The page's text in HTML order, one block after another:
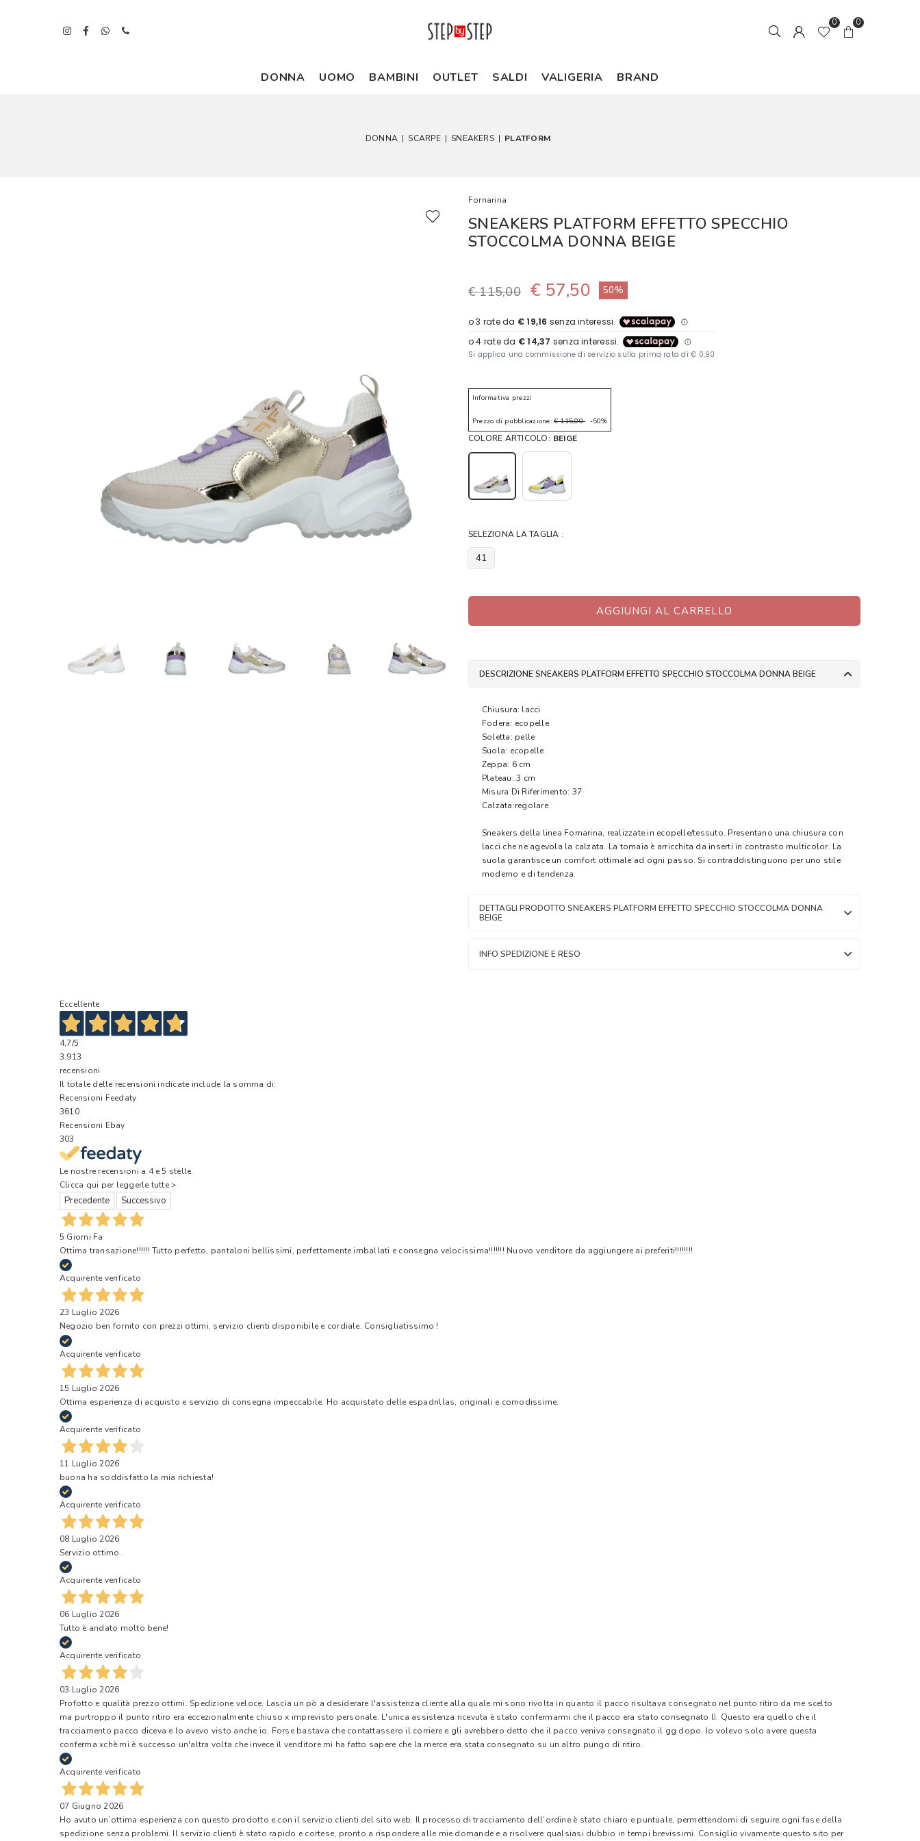
0 0
DONNA UOMO BAMBINI OUTLET SALDI VALIGERIA BRAND
DONNA | SCARPE | SNEAKERS | PLATFORM
Fornarina
SNEAKERS PLATFORM EFFETTO SPECCHIO
STOCCOLMA DONNA BEIGE
€ 115,00 € 57,50 50%
Informativa prezzi
Prezzo di pubblicazione: € 115,00-50%
COLORE ARTICOLO: BEIGE
SELEZIONA LA TAGLIA :
41
AGGIUNGI AL CARRELLO
DESCRIZIONE SNEAKERS PLATFORM EFFETTO SPECCHIO STOCCOLMA DONNA BEIGE
Chiusura: lacci
Fodera: ecopelle
Soletta: pelle
Suola: ecopelle
Zeppa: 6 cm
Plateau: 3 cm
Misura Di Riferimento: 37
Calzata:regolare
Sneakers della linea Fornarina, realizzate in ecopelle/tessuto. Presentano una chiusura con
lacci che ne agevola la calzata. La tomaia è arricchita da inserti in contrasto multicolor. La
suola garantisce un comfort ottimale ad ogni passo. Si contraddistinguono per uno stile
moderno e di tendenza.
DETTAGLI PRODOTTO SNEAKERS PLATFORM EFFETTO SPECCHIO STOCCOLMA DONNA
BEIGE
INFO SPEDIZIONE E RESO
Eccellente
4,7/5
3.913
recensioni
Il totale delle recensioni indicate include la somma di:
Recensioni Feedaty
3610
Recensioni Ebay
303
Le nostre recensioni a 4 e 5 stelle.
Clicca qui per leggerle tutte >
Precedente Successivo
5 Giorni Fa
Ottima transazione!!!!!! Tutto perfetto, pantaloni bellissimi, perfettamente imballati e consegna velocissima!!!!!!! Nuovo venditore da aggiungere ai preferiti!!!!!!!!
Acquirente verificato
23 Luglio 2026
Negozio ben fornito con prezzi ottimi, servizio clienti disponibile e cordiale. Consigliatissimo !
Acquirente verificato
15 Luglio 2026
Ottima esperienza di acquisto e servizio di consegna impeccabile. Ho acquistato delle espadrillas, originali e comodissime.
Acquirente verificato
11 Luglio 2026
buona ha soddisfatto la mia richiesta!
Acquirente verificato
08 Luglio 2026
Servizio ottimo.
Acquirente verificato
06 Luglio 2026
Tutto è andato molto bene!
Acquirente verificato
03 Luglio 2026
Profotto e qualità prezzo ottimi. Spedizione veloce. Lascia un pò a desiderare l'assistenza cliente alla quale mi sono rivolta in quanto il pacco risultava consegnato nel punto ritiro da me scelto
ma purtroppo il punto ritiro era eccezionalmente chiuso x imprevisto personale. L'unica assistenza ricevuta è stato confermarmi che il pacco era stato consegnato lì. Questo era quello che il
tracciamento pacco diceva e lo avevo visto anche io. Forse bastava che contattassero il corriere e gli avrebbero detto che il pacco veniva consegnato il gg dopo. Io volevo solo avere questa
conferma xchè mi è successo un'altra volta che invece il venditore mi ha fatto sapere che la merce era stata consegnato su un altro pungo di ritiro.
Acquirente verificato
07 Giugno 2026
Ho avuto un’ottima esperienza con questo prodotto e con il servizio clienti del sito web. Il processo di tracciamento dell’ordine è stato chiaro e puntuale, permettendomi di seguire ogni fase della
spedizione senza problemi. Il servizio clienti è stato rapido e cortese, pronto a rispondere alle mie domande e a risolvere qualsiasi dubbio in tempi brevissimi. Consiglio vivamente questo sito per